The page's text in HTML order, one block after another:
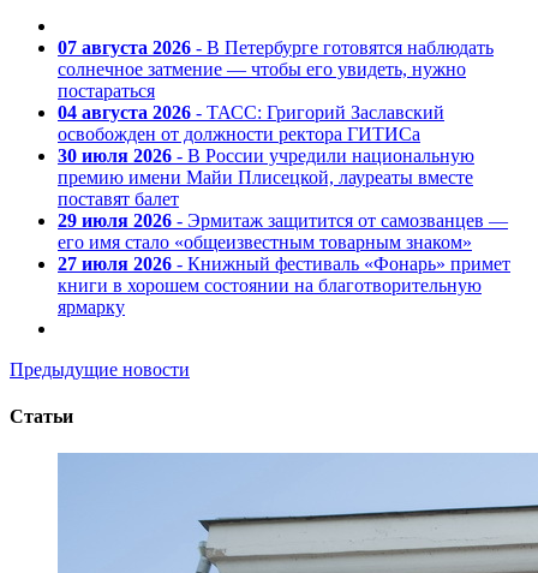
07 августа 2026 - В Петербурге готовятся наблюдать
солнечное затмение — чтобы его увидеть, нужно
постараться
04 августа 2026 - ТАСС: Григорий Заславский
освобожден от должности ректора ГИТИСа
30 июля 2026 - В России учредили национальную
премию имени Майи Плисецкой, лауреаты вместе
поставят балет
29 июля 2026 - Эрмитаж защитится от самозванцев —
его имя стало «общеизвестным товарным знаком»
27 июля 2026 - Книжный фестиваль «Фонарь» примет
книги в хорошем состоянии на благотворительную
ярмарку
Предыдущие новости
Статьи